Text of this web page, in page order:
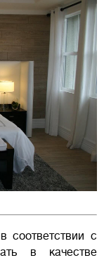
соответствии с
в качестве